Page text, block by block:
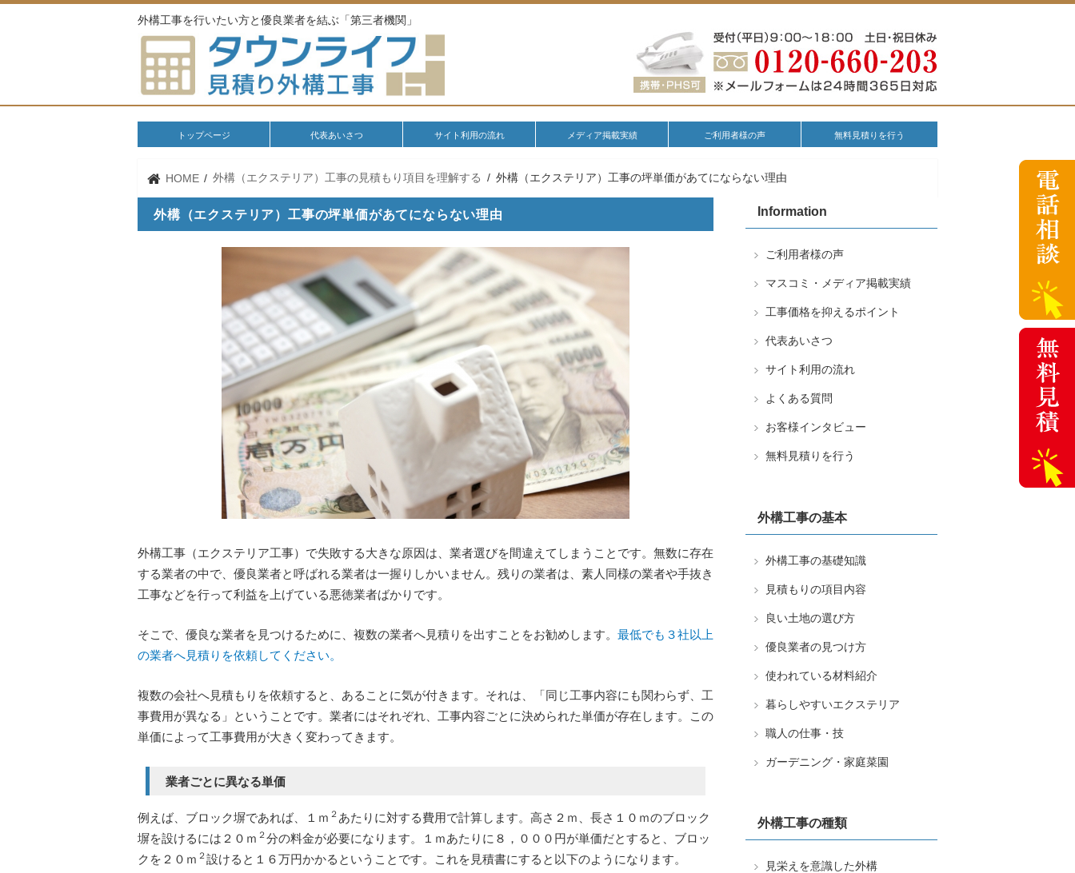
外構工事を行いたい方と優良業者を結ぶ「第三者機関」
トップページ 代表あいさつ サイト利用の流れ メディア掲載実績 ご利用者様の声 無料見積りを行う
HOME 外構（エクステリア）工事の見積もり項目を理解する 外構（エクステリア）工事の坪単価があてにならない理由
外構（エクステリア）工事の坪単価があてにならない理由
外構工事（エクステリア工事）で失敗する大きな原因は、業者選びを間違えてしまうことです。無数に存在
する業者の中で、優良業者と呼ばれる業者は一握りしかいません。残りの業者は、素人同様の業者や手抜き
工事などを行って利益を上げている悪徳業者ばかりです。
そこで、優良な業者を見つけるために、複数の業者へ見積りを出すことをお勧めします。 最低でも３社以上
の業者へ見積りを依頼してください。
複数の会社へ見積もりを依頼すると、あることに気が付きます。それは、「同じ工事内容にも関わらず、工
事費用が異なる」ということです。業者にはそれぞれ、工事内容ごとに決められた単価が存在します。この
単価によって工事費用が大きく変わってきます。
業者ごとに異なる単価
例えば、ブロック塀であれば、１ｍ ２ あたりに対する費用で計算します。高さ２ｍ、長さ１０ｍのブロック
塀を設けるには２０ｍ ２分の料金が必要になります。１ｍあたりに８，０００円が単価だとすると、ブロッ
クを２０ｍ ２設けると１６万円かかるということです。これを見積書にすると以下のようになります。
Information
ご利用者様の声
マスコミ・メディア掲載実績
工事価格を抑えるポイント
代表あいさつ
サイト利用の流れ
よくある質問
お客様インタビュー
無料見積りを行う
外構工事の基本
外構工事の基礎知識
見積もりの項目内容
良い土地の選び方
優良業者の見つけ方
使われている材料紹介
暮らしやすいエクステリア
職人の仕事・技
ガーデニング・家庭菜園
外構工事の種類
見栄えを意識した外構